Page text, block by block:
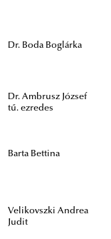
Dr. Boda Boglárka
Dr. Ambrusz József
tű. ezredes
Barta Bettina
Velikovszki Andrea
Judit